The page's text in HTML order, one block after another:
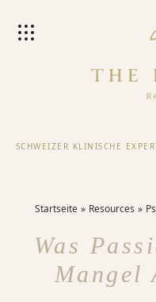
SCHWEIZER KLINISCHE
Startseite Resources
Was
Mangel